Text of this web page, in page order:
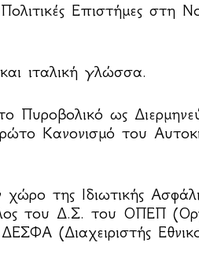
Επιστήμες στη
ιταλική γλώσσα.
ως
Κανονισμό του
της Ιδιωτικής
του Δ.Σ. του ΟΠΕΠ
(Διαχειριστής